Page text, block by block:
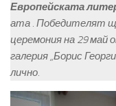
Европейската
ата . Победителят
церемония на 29 май
галерия „Борис
лично.